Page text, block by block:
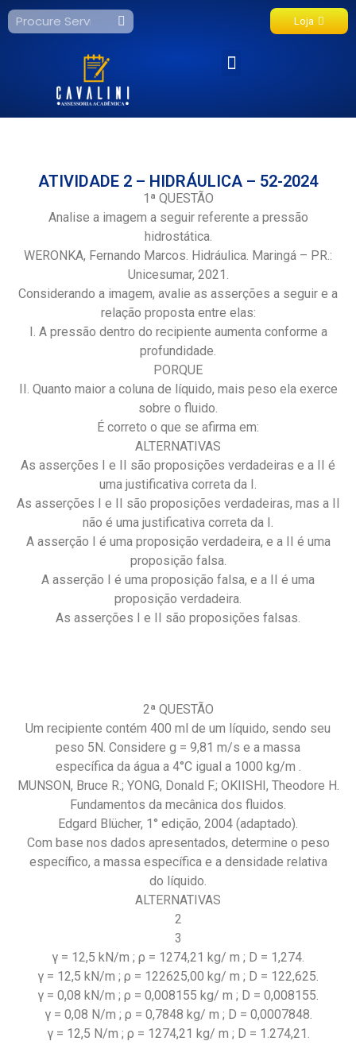
Loja
ATIVIDADE 2 – HIDRÁULICA – 52-2024
1ª QUESTÃO
Analise a imagem a seguir referente a pressão
hidrostática.
WERONKA, Fernando Marcos. Hidráulica. Maringá – PR.:
Unicesumar, 2021.
Considerando a imagem, avalie as asserções a seguir e a
relação proposta entre elas:
I. A pressão dentro do recipiente aumenta conforme a
profundidade.
PORQUE
II. Quanto maior a coluna de líquido, mais peso ela exerce
sobre o fluido.
É correto o que se afirma em:
ALTERNATIVAS
As asserções I e II são proposições verdadeiras e a II é
uma justificativa correta da I.
As asserções I e II são proposições verdadeiras, mas a II
não é uma justificativa correta da I.
A asserção I é uma proposição verdadeira, e a II é uma
proposição falsa.
A asserção I é uma proposição falsa, e a II é uma
proposição verdadeira.
As asserções I e II são proposições falsas.
2ª QUESTÃO
Um recipiente contém 400 ml de um líquido, sendo seu
peso 5N. Considere g = 9,81 m/s e a massa
específica da água a 4°C igual a 1000 kg/m .
MUNSON, Bruce R.; YONG, Donald F.; OKIISHI, Theodore H.
Fundamentos da mecânica dos fluidos.
Edgard Blücher, 1° edição, 2004 (adaptado).
Com base nos dados apresentados, determine o peso
específico, a massa específica e a densidade relativa
do líquido.
ALTERNATIVAS
2
3
γ = 12,5 kN/m ; ρ = 1274,21 kg/ m ; D = 1,274.
γ = 12,5 kN/m ; ρ = 122625,00 kg/ m ; D = 122,625.
γ = 0,08 kN/m ; ρ = 0,008155 kg/ m ; D = 0,008155.
γ = 0,08 N/m ; ρ = 0,7848 kg/ m ; D = 0,0007848.
γ = 12,5 N/m ; ρ = 1274,21 kg/ m ; D = 1.274,21.